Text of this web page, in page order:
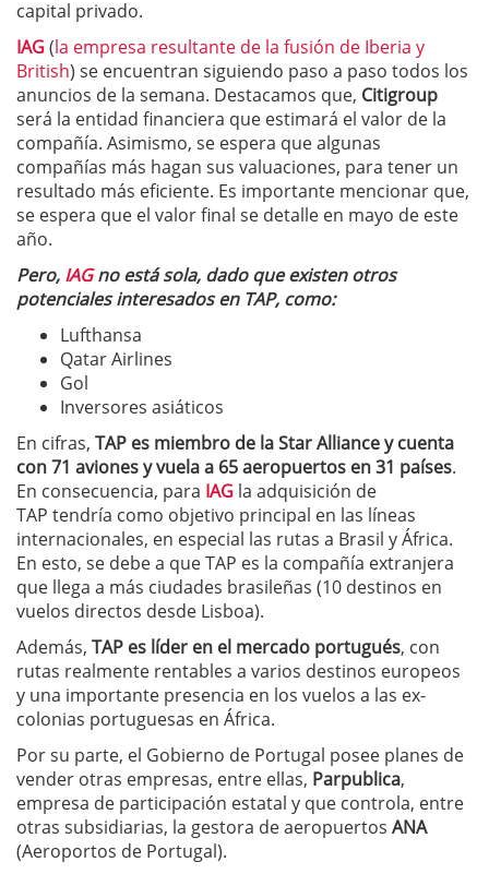
capital privado.
IAG(la empresa resultante de la fusión de Iberia y
British) se encuentran siguiendo paso a paso todos los
anuncios de la semana. Destacamos que, Citigroup
será la entidad financiera que estimará el valor de la
compañía. Asimismo, se espera que algunas
compañías más hagan sus valuaciones, para tener un
resultado más eficiente. Es importante mencionar que,
se espera que el valor final se detalle en mayo de este
año.
Pero, IAGno está sola, dado que existen otros
potenciales interesados en TAP, como:
Lufthansa
Qatar Airlines
Gol
Inversores asiáticos
En cifras, TAP es miembro de la Star Alliance y cuenta
con 71 aviones y vuela a 65 aeropuertos en 31 países.
En consecuencia, para IAG la adquisición de
TAP tendría como objetivo principal en las líneas
internacionales, en especial las rutas a Brasil y África.
En esto, se debe a que TAP es la compañía extranjera
que llega a más ciudades brasileñas (10 destinos en
vuelos directos desde Lisboa).
Además, TAP es líder en el mercado portugués, con
rutas realmente rentables a varios destinos europeos
y una importante presencia en los vuelos a las ex-
colonias portuguesas en África.
Por su parte, el Gobierno de Portugal posee planes de
vender otras empresas, entre ellas, Parpublica,
empresa de participación estatal y que controla, entre
otras subsidiarias, la gestora de aeropuertos ANA
(Aeroportos de Portugal).